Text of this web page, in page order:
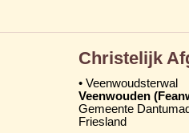
Christelijk
• Veenwoudsterwal
Veenwouden
Gemeente
Friesland